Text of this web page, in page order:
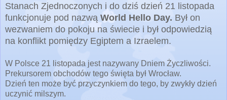
Stanach Zjednoczonych i do dziś dzień 21 listopada
funkcjonuje pod nazwą World Hello Day. Był on
wezwaniem do pokoju na świecie i był odpowiedzią
na konflikt pomiędzy Egiptem a Izraelem.
W Polsce 21 listopada jest nazywany Dniem Życzliwości.
Prekursorem obchodów tego święta był Wrocław.
Dzień ten może być przyczynkiem do tego, by zwykły dzień
uczynić milszym.